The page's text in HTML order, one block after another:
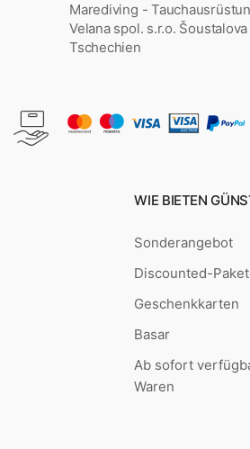
Marediving -
Velana spol. s.r.o.
Tschechien
WIE BIETEN
Sonderangebot
Discounted-
Geschenkkarten
Basar
Ab sofort
Waren